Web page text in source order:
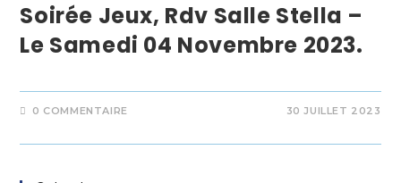
Soirée Jeux, Rdv Salle Stella –
Le Samedi 04 Novembre 2023.
0 COMMENTAIRE 30 JUILLET 2023